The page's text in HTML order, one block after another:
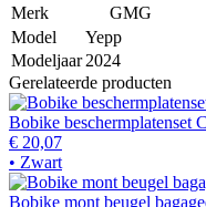
Merk
GMG
Model
Yepp
Modeljaar 2024
Gerelateerde producten
Bobike beschermplatenset
€ 20,07
• Zwart
Bobike mont beugel